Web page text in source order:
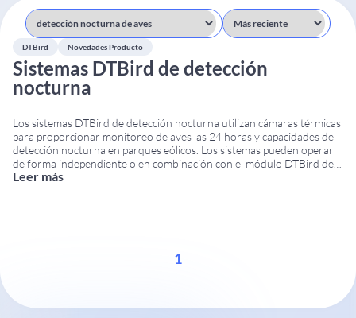
DTBird Novedades Producto
Sistemas DTBird de detección
nocturna
Los sistemas DTBird de detección nocturna utilizan cámaras térmicas
para proporcionar monitoreo de aves las 24 horas y capacidades de
detección nocturna en parques eólicos. Los sistemas pueden operar
de forma independiente o en combinación con el módulo DTBird de
detección diurna para ofrecer monitoreo ambiental continuo bajo
Leer más
1